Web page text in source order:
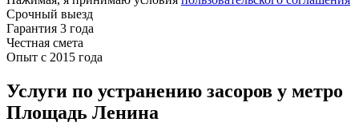
Срочный выезд
Гарантия 3 года
Честная смета
Опыт с 2015 года
Услуги по устранению засоров у метро
Площадь Ленина